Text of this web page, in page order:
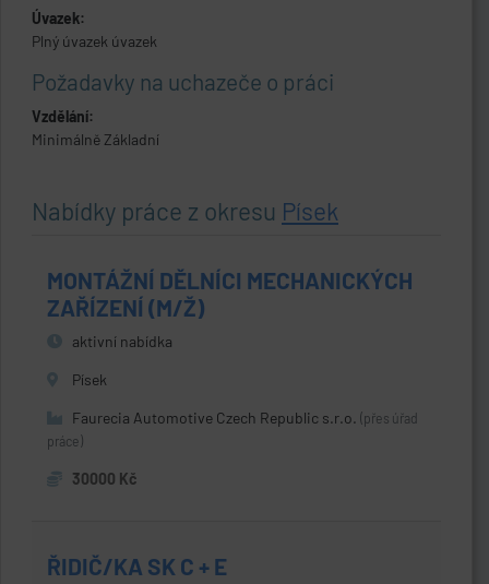
Úvazek:
Plný úvazek úvazek
Požadavky na uchazeče o práci
Vzdělání:
Minimálně Základní
Nabídky práce z okresu Písek
MONTÁŽNÍ DĚLNÍCI MECHANICKÝCH
ZAŘÍZENÍ (M/Ž)
aktivní nabídka
Písek
Faurecia Automotive Czech Republic s.r.o. (přes úřad
práce)
30000 Kč
ŘIDIČ/KA SK C + E